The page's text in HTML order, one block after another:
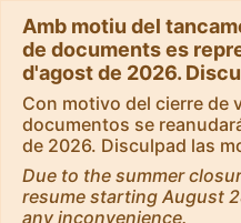
Amb motiu del
de documents es
d'agost de 2026.
Con motivo del cierre de
documentos se
de 2026. Disculpad las
Due to the summer
resume starting August
any inconvenience.